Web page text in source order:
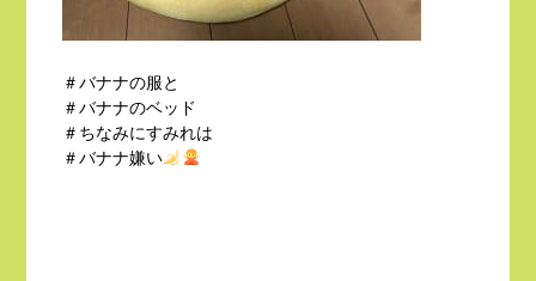
＃バナナの服と
＃バナナのベッド
＃ちなみにすみれは
＃バナナ嫌い